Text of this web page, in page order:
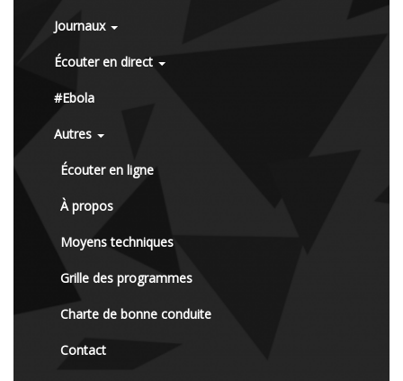
Journaux
Écouter en direct
#Ebola
Autres
Écouter en ligne
À propos
Moyens techniques
Grille des programmes
Charte de bonne conduite
Contact